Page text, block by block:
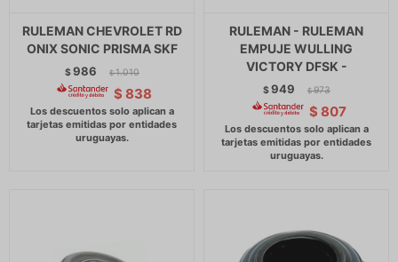
RULEMAN CHEVROLET RD
ONIX SONIC PRISMA SKF
$986 $ 1.010
$ 838
RULEMAN - RULEMAN
EMPUJE WULLING
VICTORY DFSK -
$949 $ 973
$ 807